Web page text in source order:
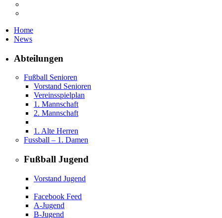
Home
News
Abteilungen
Fußball Senioren
Vorstand Senioren
Vereinsspielplan
1. Mannschaft
2. Mannschaft
1. Alte Herren
Fussball – 1. Damen
Fußball Jugend
Vorstand Jugend
Facebook Feed
A-Jugend
B-Jugend